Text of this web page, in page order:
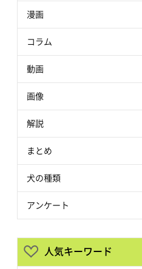
漫画
コラム
動画
画像
解説
まとめ
犬の種類
アンケート
人気キーワード